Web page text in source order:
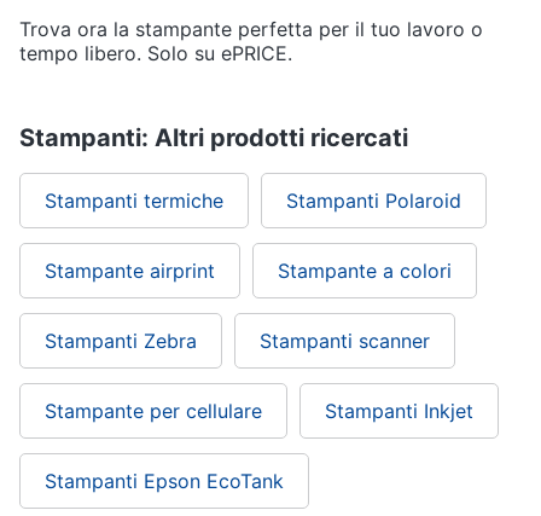
Trova ora la stampante perfetta per il tuo lavoro o
tempo libero. Solo su ePRICE.
Stampanti: Altri prodotti ricercati
Stampanti termiche Stampanti Polaroid
Stampante airprint Stampante a colori
Stampanti Zebra Stampanti scanner
Stampante per cellulare Stampanti Inkjet
Stampanti Epson EcoTank